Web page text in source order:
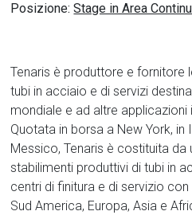
Posizione:Stage in Area
Tenaris è produttore e fornitore
tubi in acciaio e di servizi
mondiale e ad altre applicazioni
Quotata in borsa a New York, in
Messico, Tenaris è costituita
stabilimenti produttivi di tubi in
centri di finitura e di servizio
Sud America, Europa, Asia e